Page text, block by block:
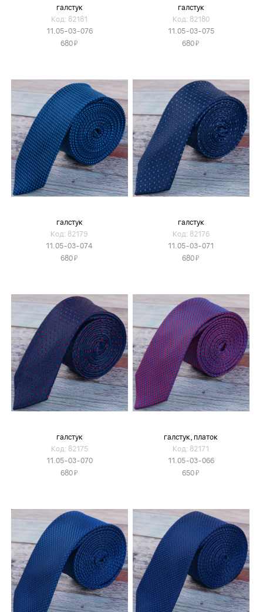
галстук
Код: 82181
11.05-03-076
680Я
галстук
Код: 82180
11.05-03-075
680Я
галстук
Код: 82179
11.05-03-074
680Я
галстук
Код: 82176
11.05-03-071
680Я
галстук
Код: 82175
11.05-03-070
680Я
галстук, платок
Код: 82171
11.05-03-066
650Я